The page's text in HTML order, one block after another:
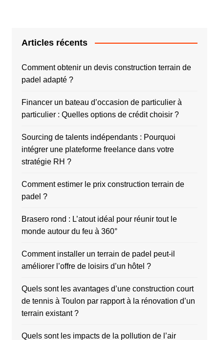
Articles récents
Comment obtenir un devis construction terrain de
padel adapté ?
Financer un bateau d’occasion de particulier à
particulier : Quelles options de crédit choisir ?
Sourcing de talents indépendants : Pourquoi
intégrer une plateforme freelance dans votre
stratégie RH ?
Comment estimer le prix construction terrain de
padel ?
Brasero rond : L’atout idéal pour réunir tout le
monde autour du feu à 360°
Comment installer un terrain de padel peut-il
améliorer l’offre de loisirs d’un hôtel ?
Quels sont les avantages d’une construction court
de tennis à Toulon par rapport à la rénovation d’un
terrain existant ?
Quels sont les impacts de la pollution de l’air